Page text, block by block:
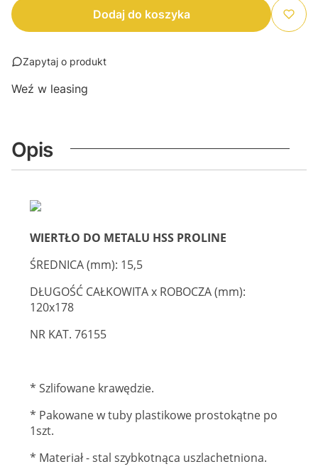
Dodaj do koszyka
Zapytaj o produkt
Weź w leasing
Opis
WIERTŁO DO METALU HSS PROLINE
ŚREDNICA (mm): 15,5
DŁUGOŚĆ CAŁKOWITA x ROBOCZA (mm):
120x178
NR KAT. 76155
* Szlifowane krawędzie.
* Pakowane w tuby plastikowe prostokątne po
1szt.
* Materiał - stal szybkotnąca uszlachetniona.